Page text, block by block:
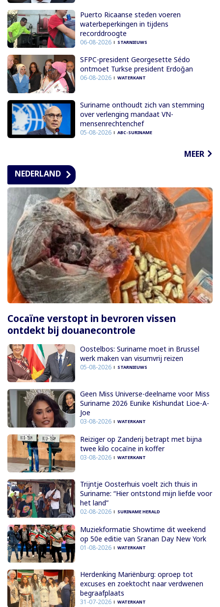
Puerto Ricaanse steden voeren
waterbeperkingen in tijdens
recorddroogte
06-08-2026 STARNIEUWS
SFPC-president Georgesette Sédo
ontmoet Turkse president Erdoğan
06-08-2026 WATERKANT
Suriname onthoudt zich van stemming
over verlenging mandaat VN-
mensenrechtenchef
05-08-2026 ABC-SURINAME
MEER
NEDERLAND
Cocaïne verstopt in bevroren vissen
ontdekt bij douanecontrole
Oostelbos: Suriname moet in Brussel
werk maken van visumvrij reizen
05-08-2026 STARNIEUWS
Geen Miss Universe-deelname voor Miss
Suriname 2026 Eunike Kishundat Lioe-A-
Joe
03-08-2026 WATERKANT
Reiziger op Zanderij betrapt met bijna
twee kilo cocaïne in koffer
03-08-2026 WATERKANT
Trijntje Oosterhuis voelt zich thuis in
Suriname: “Hier ontstond mijn liefde voor
het land”
02-08-2026 SURINAME HERALD
Muziekformatie Showtime dit weekend
op 50e editie van Sranan Day New York
01-08-2026 WATERKANT
Herdenking Mariënburg: oproep tot
excuses en zoektocht naar verdwenen
begraafplaats
31-07-2026 WATERKANT